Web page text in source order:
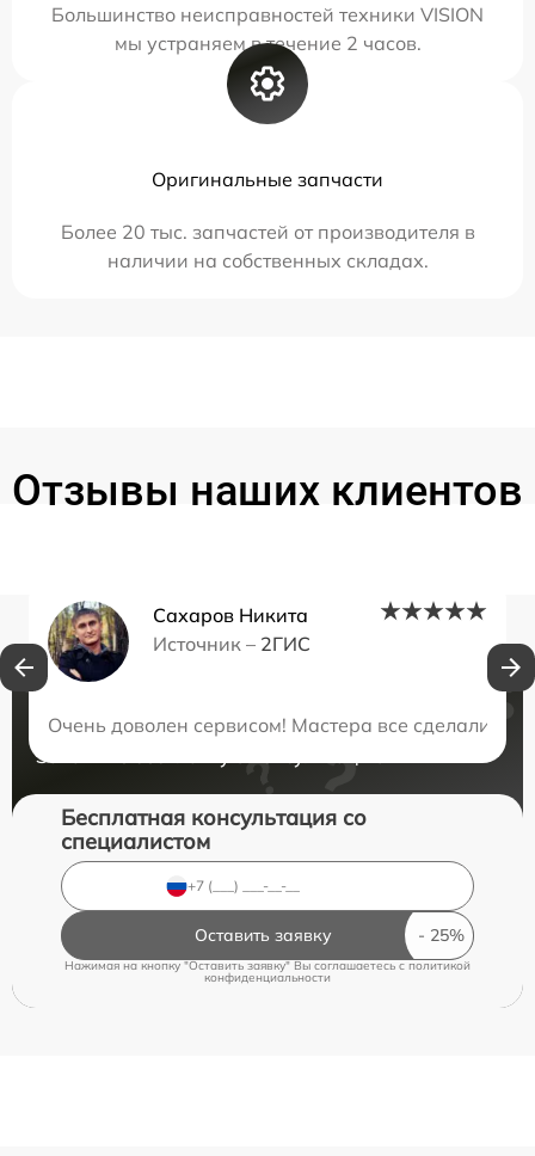
Большинство неисправностей техники VISION
мы устраняем в течение 2 часов.
Оригинальные запчасти
Более 20 тыс. запчастей от производителя в
наличии на собственных складах.
Отзывы наших клиентов
Сахаров Никита
Источник – 2ГИС
Очень доволен сервисом! Мастера все сделали
Нужна консультация?
Закажите бесплатную консультацию
Бесплатная консультация со
специалистом
Оставить заявку
Нажимая на кнопку "Оставить заявку" Вы соглашаетесь cполитикой
конфиденциальности